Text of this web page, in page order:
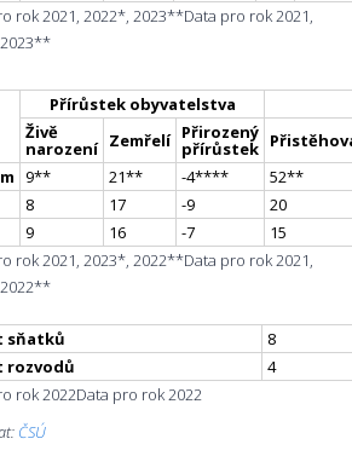
rok 2021, 2022*, 2023**Data pro rok 2021,
Přírůstek obyvatelstva
Živě
narození Zemřelí Přirozený
přírůstek
9** 21** -4**** 52**
8 17 -9
20
9 16 -7
15
rok 2021, 2023*, 2022**Data pro rok 2021,
sňatků
8
rozvodů
4
rok 2022Data pro rok 2022
ČSÚ